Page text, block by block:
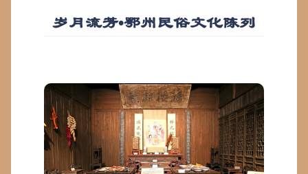
岁月流芳•鄂州民俗文化陈列